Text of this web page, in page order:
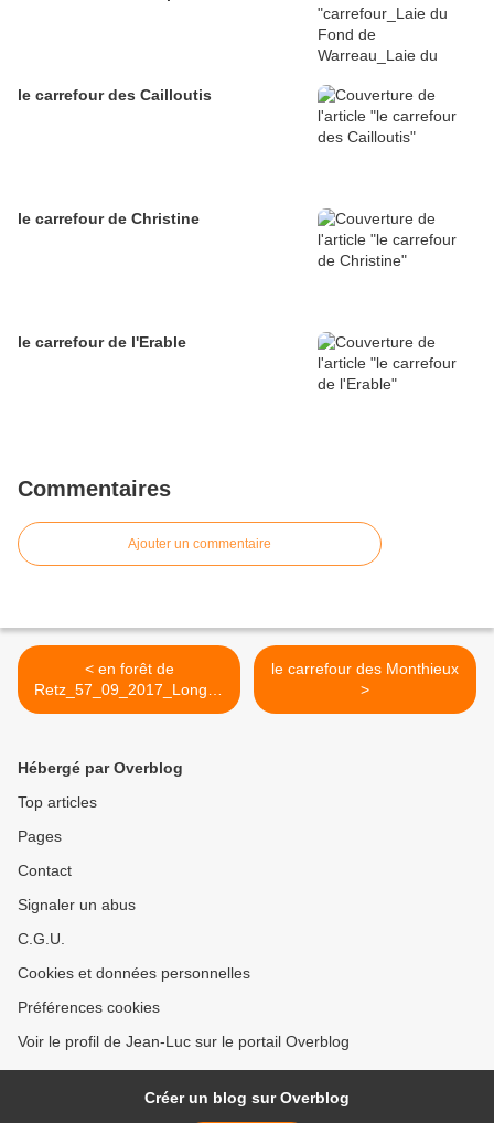
le carrefour des Cailloutis
le carrefour de Christine
le carrefour de l'Erable
Commentaires
Ajouter un commentaire
< en forêt de
Retz_57_09_2017_Longpo
nt_Saint-Pierre Aigle_AR
le carrefour des Monthieux
>
Hébergé par Overblog
Top articles
Pages
Contact
Signaler un abus
C.G.U.
Cookies et données personnelles
Préférences cookies
Voir le profil de Jean-Luc sur le portail Overblog
Créer un blog sur Overblog